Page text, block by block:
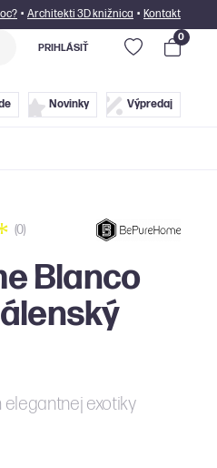
• Architekti 3D knižnica • Kontakt
PRIHLÁSIŤ
0
Novinky Výpredaj
(0)
Blanco
exotiky